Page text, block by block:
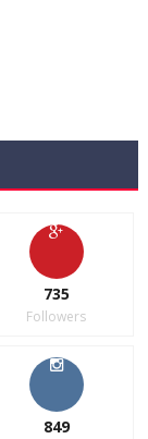
735
Followers
849